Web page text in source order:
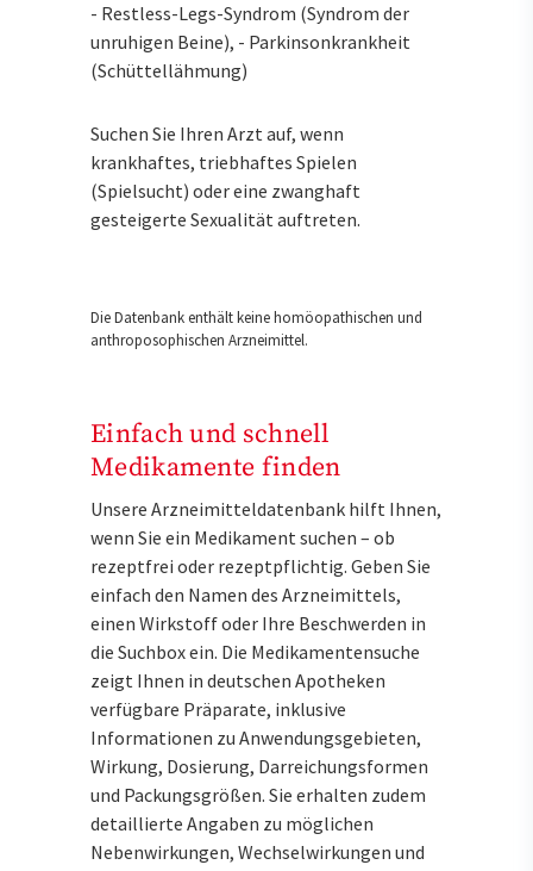
- Restless-Legs-Syndrom (Syndrom der
unruhigen Beine), - Parkinsonkrankheit
(Schüttellähmung)
Suchen Sie Ihren Arzt auf, wenn
krankhaftes, triebhaftes Spielen
(Spielsucht) oder eine zwanghaft
gesteigerte Sexualität auftreten.
Die Datenbank enthält keine homöopathischen und
anthroposophischen Arzneimittel.
Einfach und schnell
Medikamente finden
Unsere Arzneimitteldatenbank hilft Ihnen,
wenn Sie ein Medikament suchen – ob
rezeptfrei oder rezeptpflichtig. Geben Sie
einfach den Namen des Arzneimittels,
einen Wirkstoff oder Ihre Beschwerden in
die Suchbox ein. Die Medikamentensuche
zeigt Ihnen in deutschen Apotheken
verfügbare Präparate, inklusive
Informationen zu Anwendungsgebieten,
Wirkung, Dosierung, Darreichungsformen
und Packungsgrößen. Sie erhalten zudem
detaillierte Angaben zu möglichen
Nebenwirkungen, Wechselwirkungen und